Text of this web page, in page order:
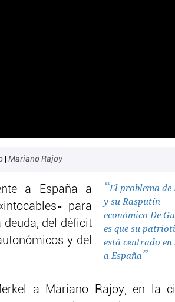
Mariano Rajoy
El problema de
y su Rasputín
económico De
es que su
está centrado
a España
a España a
para
deuda, del déficit
y del
a Mariano Rajoy, en la